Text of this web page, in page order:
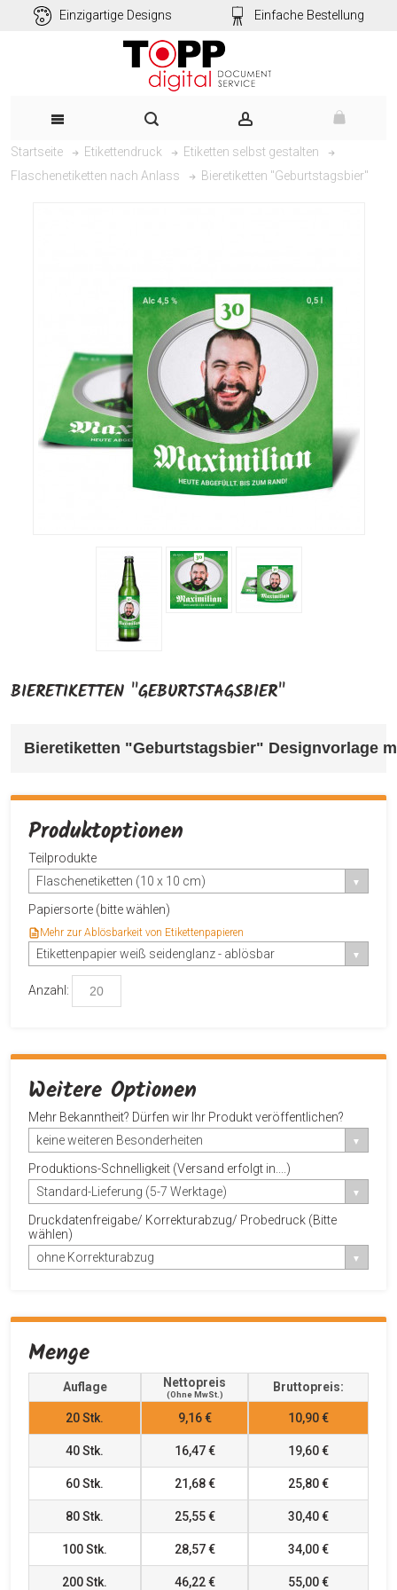
Einzigartige Designs Einfache Bestellung
Startseite Etikettendruck
Etiketten selbst gestalten
Flaschenetiketten nach Anlass
Bieretiketten "Geburtstagsbier"
BIERETIKETTEN "GEBURTSTAGSBIER"
Bieretiketten "Geburtstagsbier" Designvorlage
Produktoptionen
Teilprodukte
Flaschenetiketten (10 x 10 cm)
Papiersorte (bitte wählen)
Mehr zur Ablösbarkeit von Etikettenpapieren
Etikettenpapier weiß seidenglanz - ablösbar
Anzahl:
Weitere Optionen
Mehr Bekanntheit? Dürfen wir Ihr Produkt veröffentlichen?
keine weiteren Besonderheiten
Produktions-Schnelligkeit (Versand erfolgt in....)
Standard-Lieferung (5-7 Werktage)
Druckdatenfreigabe/ Korrekturabzug/ Probedruck (Bitte
wählen)
ohne Korrekturabzug
Menge
Auflage Nettopreis
(ohne MwSt.)
Bruttopreis:
20Stk. 9,16 € 10,90 €
40Stk. 16,47 € 19,60 €
60Stk. 21,68 € 25,80 €
80Stk. 25,55 € 30,40 €
100Stk. 28,57 € 34,00 €
200Stk. 46,22 € 55,00 €